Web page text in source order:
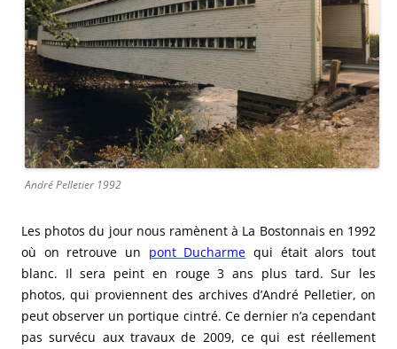
André Pelletier 1992
Les photos du jour nous ramènent à La Bostonnais en 1992
où on retrouve un pont Ducharme qui était alors tout
blanc. Il sera peint en rouge 3 ans plus tard. Sur les
photos, qui proviennent des archives d’André Pelletier, on
peut observer un portique cintré. Ce dernier n’a cependant
pas survécu aux travaux de 2009, ce qui est réellement